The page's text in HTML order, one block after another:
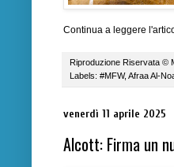
Continua a leggere
Riproduzione Riservata ©
Labels: #MFW, Afraa Al-
venerdì 11 aprile 2025
Alcott: Firma un